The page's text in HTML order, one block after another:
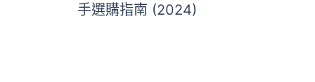
手選購指南 (2024)